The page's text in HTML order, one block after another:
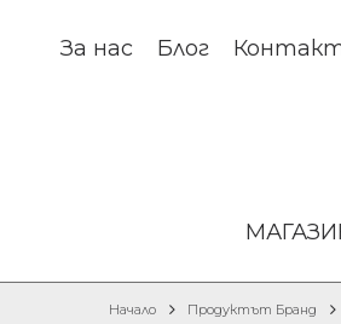
За нас Блог
Начало Продуктът Бранд